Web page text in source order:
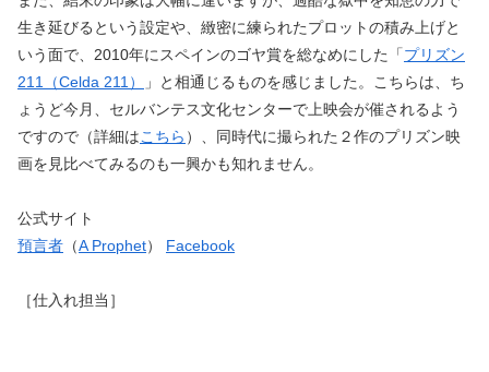
生き延びるという設定や、緻密に練られたプロットの積み上げと
いう面で、2010年にスペインのゴヤ賞を総なめにした「プリズン
211（Celda 211）
」と相通じるものを感じました。こちらは、ち
ょうど今月、セルバンテス文化センターで上映会が催されるよう
ですので（詳細はこちら ）、同時代に撮られた２作のプリズン映
画を見比べてみるのも一興かも知れません。
公式サイト
預言者 （A Prophet） Facebook
［仕入れ担当］